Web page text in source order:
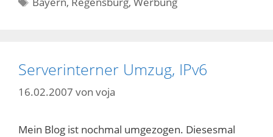
Serverinterner Umzug, IPv6
16.02.2007 von voja
Mein Blog ist nochmal umgezogen. Diesesmal